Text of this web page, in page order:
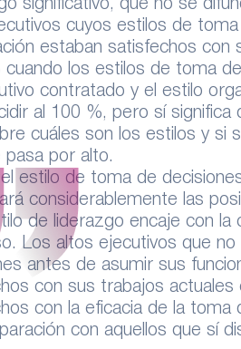
significativo, que no se
cuyos estilos de
estaban satisfechos con
cuando los estilos de toma
contratado y el estilo
al 100 %, pero sí significa
cuáles son los estilos y si
pasa por alto.
el estilo de toma de
considerablemente las
de liderazgo encaje con la
Los altos ejecutivos que
antes de asumir sus
con sus trabajos actuales
con la eficacia de la toma
con aquellos que sí